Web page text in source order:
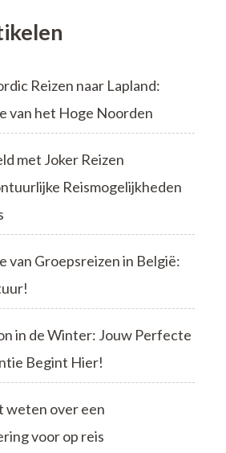
Reizen naar Lapland:
van het Hoge Noorden
met Joker Reizen
Reismogelijkheden
van Groepsreizen in België:
in de Winter: Jouw Perfecte
Begint Hier!
weten over een
voor op reis